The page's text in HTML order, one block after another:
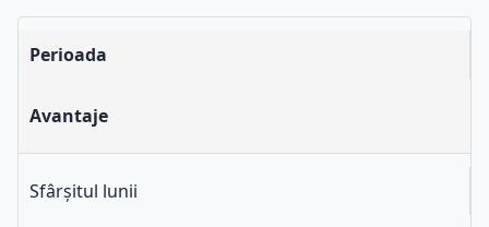
Perioada
Avantaje
Sfârșitul lunii